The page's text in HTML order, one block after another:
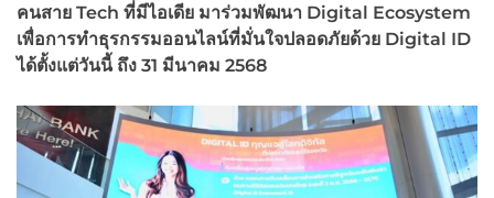
คนสาย Tech ที่มีไอเดีย มาร่วมพัฒนา Digital Ecosystem
เพื่อการทำธุรกรรมออนไลน์ที่มั่นใจปลอดภัยด้วย Digital ID
ได้ตั้งแต่วันนี้ ถึง 31 มีนาคม 2568